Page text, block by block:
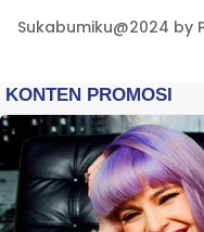
Sukabumiku@2024 by